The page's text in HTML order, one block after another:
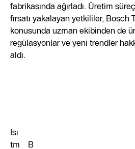
fabrikasında ağırladı. Üretim
fırsatı yakalayan yetkililer, Bosch
konusunda uzman ekibinden de
regülasyonlar ve yeni trendler
aldı.
Isı
tm
B